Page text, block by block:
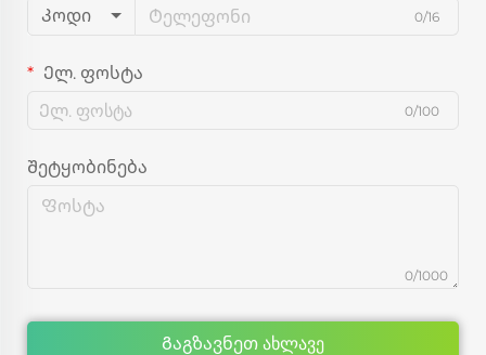
Კოდი
0/16
Ელ. ფოსტა
0/100
Შეტყობინება
0/1000
Გაგზავნეთ ახლავე